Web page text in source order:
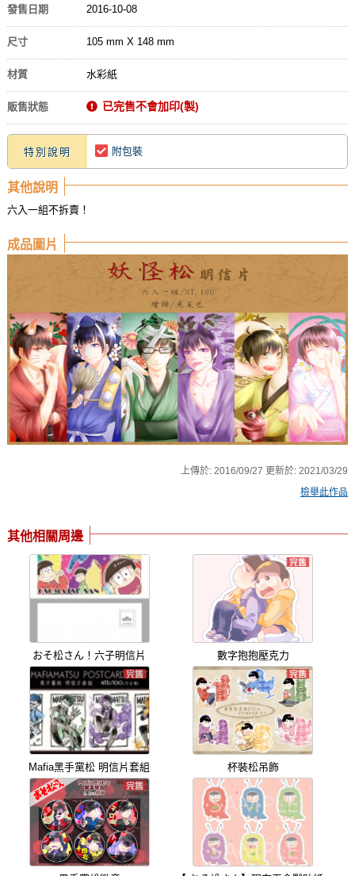
發售日期 2016-10-08
尺寸 105 mm X 148 mm
材質 水彩紙
販售狀態 已完售不會加印(製)
特別說明 附包裝
其他說明
六入一組不拆賣！
成品圖片
上傳於:2016/09/27 更新於:2021/03/29
檢舉此作品
其他相關周邊
おそ松さん！六子明信片 數字抱抱壓克力
Mafia黑手黨松 明信片套組 杯裝松吊飾